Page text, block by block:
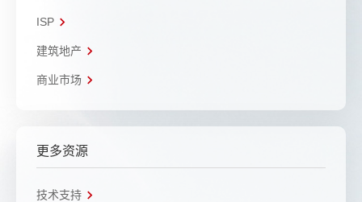
ISP
建筑地产
商业市场
更多资源
技术支持